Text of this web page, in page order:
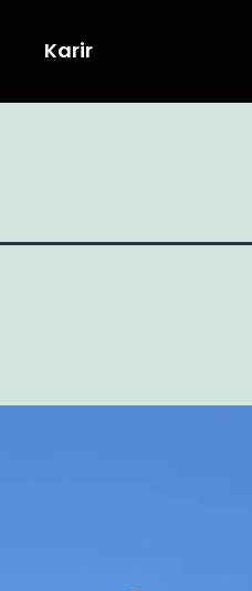
Karir